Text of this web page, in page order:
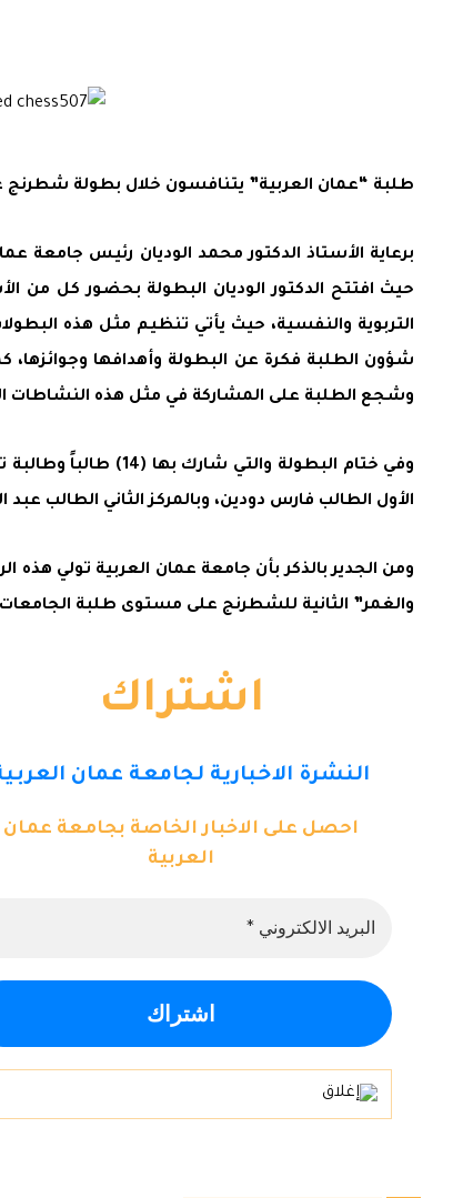
طلبة “عمان العربية” يتنافسون خلال بطولة
حيث افتتح الدكتور الوديان البطولة بحضور كل من
التربوية والنفسية، حيث يأتي تنظيم مثل هذه
شؤون الطلبة فكرة عن البطولة وأهدافها وجوائزها،
وشجع الطلبة على المشاركة في مثل هذه النشاطات
وفي ختام البطولة
الأول الطالب فارس دودين، وبالمركز الثاني الطالب
ومن الجدير بالذكر بأن جامعة عمان العربية تولي
والغمر” الثانية للشطرنج على مستوى طلبة الجامعات
اشتراك
النشرة الاخبارية لجامعة عمان
احصل على الاخبار الخاصة بجامعة عمان
العربية